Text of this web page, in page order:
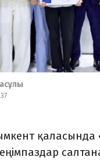
қаласында